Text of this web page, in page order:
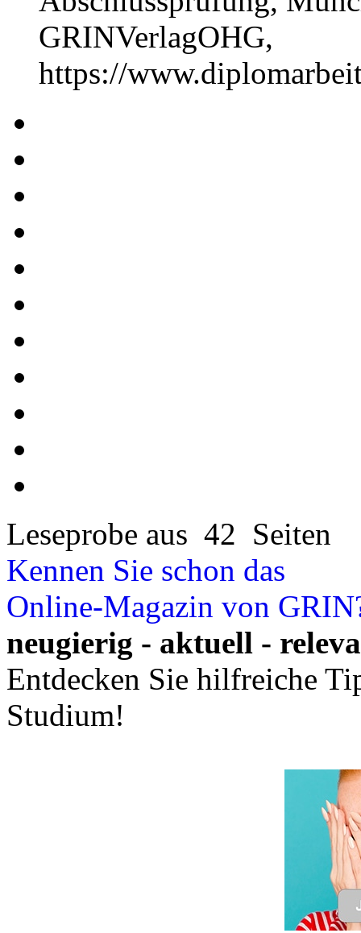
GRINVerlagOHG,
https://
Leseprobe aus 42 Seiten
Kennen Sie schon das
Online-Magazin von
neugierig - aktuell -
Entdecken Sie hilfreiche
Studium!